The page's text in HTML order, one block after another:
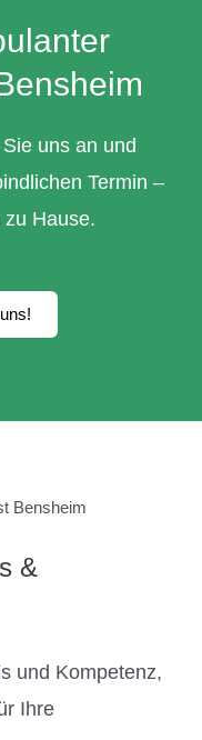
uns an und
Termin –
Hause.
&
und Kompetenz,
Ihre